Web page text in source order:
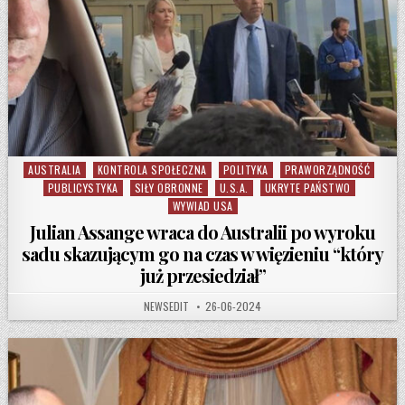
Posted in
AUSTRALIA KONTROLA SPOŁECZNA POLITYKA
PRAWORZĄDNOŚĆ
PUBLICYSTYKA
SIŁY OBRONNE U.S.A.
UKRYTE PAŃSTWO
WYWIAD USA
Julian Assange wraca do Australii po wyroku
sadu skazującym go na czas w więzieniu “który
już przesiedział”
AUTHOR:
NEWSEDIT PUBLISHED DATE:
26-06-2024